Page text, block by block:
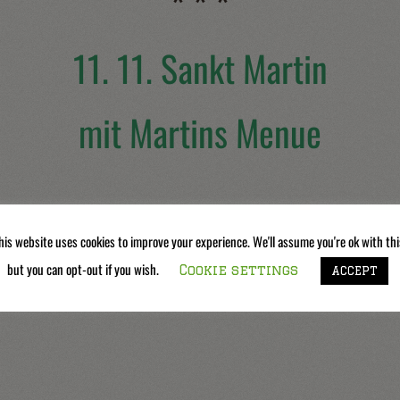
11. 11. Sankt Martin
mit Martins Menue
website uses cookies to improve your experience. We'll assume you're ok with
but you can opt-out if you wish.
Cookie settings ACCEPT